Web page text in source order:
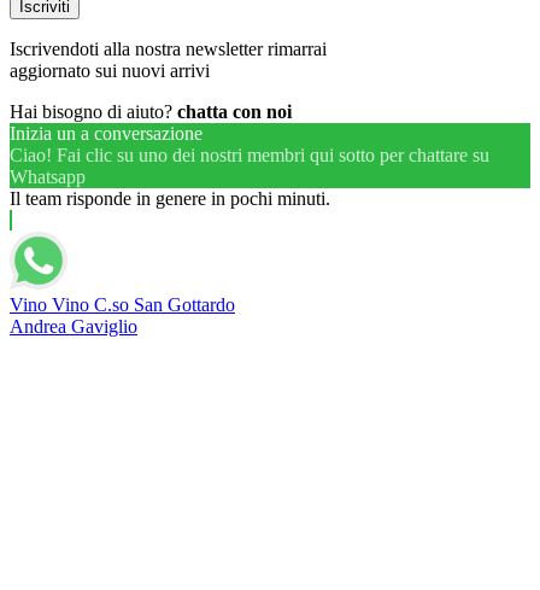
Iscrivendoti alla nostra newsletter rimarrai
aggiornato sui nuovi arrivi
Hai bisogno di aiuto? chatta con noi
Inizia un a conversazione
Ciao! Fai clic su uno dei nostri membri qui sotto per chattare su
Whatsapp
Il team risponde in genere in pochi minuti.
Vino Vino C.so San Gottardo
Andrea Gaviglio